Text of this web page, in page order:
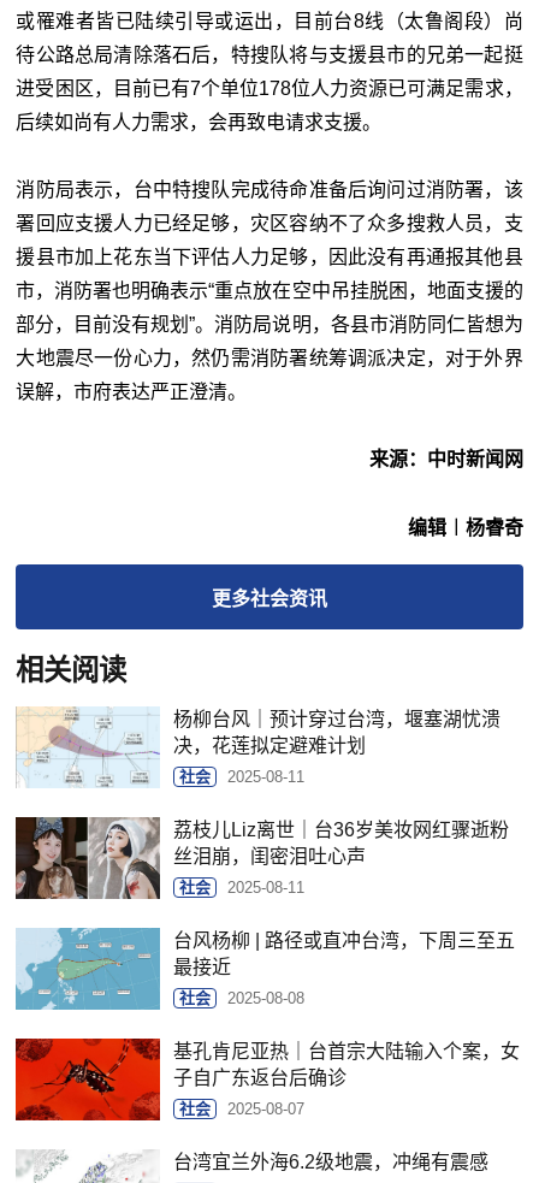
或罹难者皆已陆续引导或运出，目前台8线（太鲁阁段）尚
待公路总局清除落石后，特搜队将与支援县市的兄弟一起挺
进受困区，目前已有7个单位178位人力资源已可满足需求，
后续如尚有人力需求，会再致电请求支援。
消防局表示，台中特搜队完成待命准备后询问过消防署，该
署回应支援人力已经足够，灾区容纳不了众多搜救人员，支
援县市加上花东当下评估人力足够，因此没有再通报其他县
市，消防署也明确表示“重点放在空中吊挂脱困，地面支援的
部分，目前没有规划”。消防局说明，各县市消防同仁皆想为
大地震尽一份心力，然仍需消防署统筹调派决定，对于外界
误解，市府表达严正澄清。
来源：中时新闻网
编辑︱杨睿奇
更多社会资讯
相关阅读
杨柳台风｜预计穿过台湾，堰塞湖忧溃
决，花莲拟定避难计划
社会 2025-08-11
荔枝儿Liz离世｜台36岁美妆网红骤逝粉
丝泪崩，闺密泪吐心声
社会 2025-08-11
台风杨柳 | 路径或直冲台湾，下周三至五
最接近
社会 2025-08-08
基孔肯尼亚热｜台首宗大陆输入个案，女
子自广东返台后确诊
社会 2025-08-07
台湾宜兰外海6.2级地震，冲绳有震感